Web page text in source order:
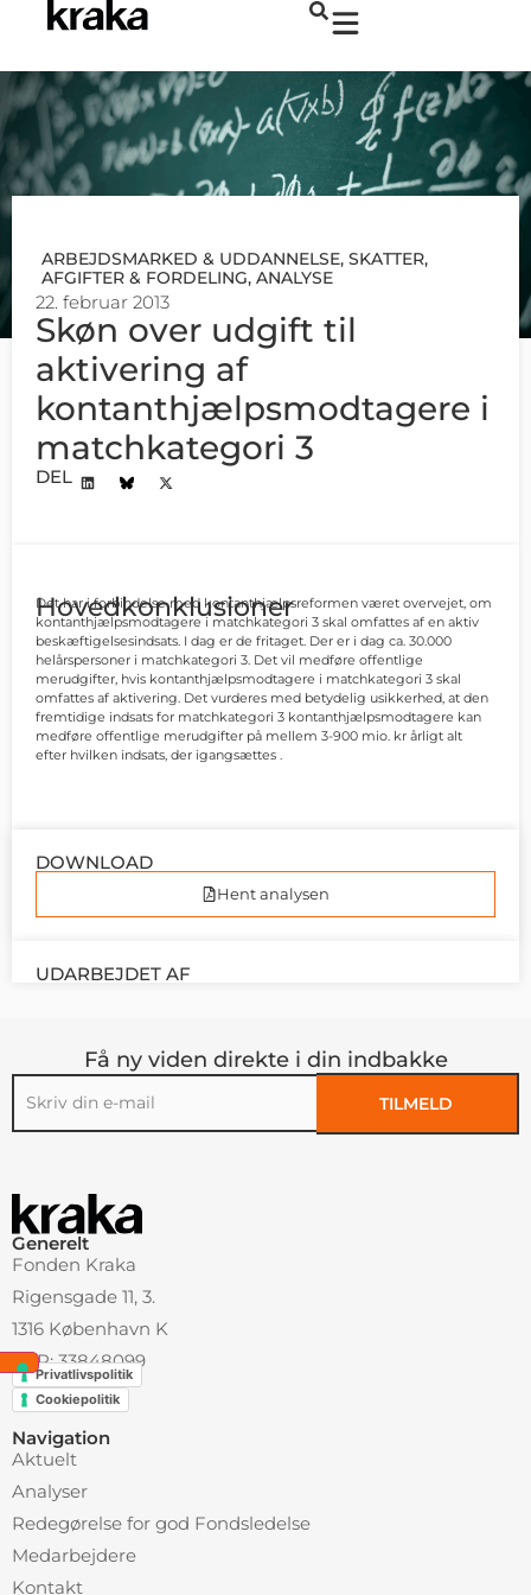
ARBEJDSMARKED & UDDANNELSE, SKATTER,
AFGIFTER & FORDELING, ANALYSE
22. februar 2013
Skøn over udgift til
aktivering af
kontanthjælpsmodtagere i
matchkategori 3
DEL
Hovedkonklusioner
Det har i forbindelse med kontanthjælpsreformen været overvejet, om
kontanthjælpsmodtagere i matchkategori 3 skal omfattes af en aktiv
beskæftigelsesindsats. I dag er de fritaget. Der er i dag ca. 30.000
helårspersoner i matchkategori 3. Det vil medføre offentlige
merudgifter, hvis kontanthjælpsmodtagere i matchkategori 3 skal
omfattes af aktivering. Det vurderes med betydelig usikkerhed, at den
fremtidige indsats for matchkategori 3 kontanthjælpsmodtagere kan
medføre offentlige merudgifter på mellem 3-900 mio. kr årligt alt
efter hvilken indsats, der igangsættes .
DOWNLOAD
Hent analysen
UDARBEJDET AF
Få ny viden direkte i din indbakke
TILMELD
Generelt
Fonden Kraka
Rigensgade 11, 3.
1316 København K
CVR: 33848099
Privatlivspolitik
Cookiepolitik
Navigation
Aktuelt
Analyser
Redegørelse for god Fondsledelse
Medarbejdere
Kontakt